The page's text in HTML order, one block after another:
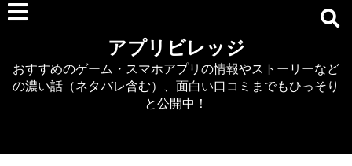
デタリキZ
アナザーエデン
アプリビレッジ
おすすめのゲーム・スマホアプリの情報やストーリーなど
の濃い話（ネタバレ含む）、面白い口コミまでもひっそり
と公開中！